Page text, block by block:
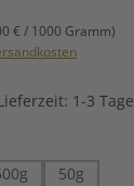
€ / 1000 Gramm)
1-3 Tage
50g